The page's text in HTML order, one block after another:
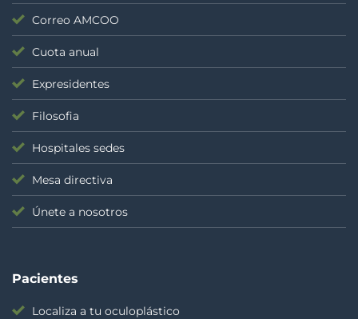
Correo AMCOO
Cuota anual
Expresidentes
Filosofia
Hospitales sedes
Mesa directiva
Únete a nosotros
Pacientes
Localiza a tu oculoplástico